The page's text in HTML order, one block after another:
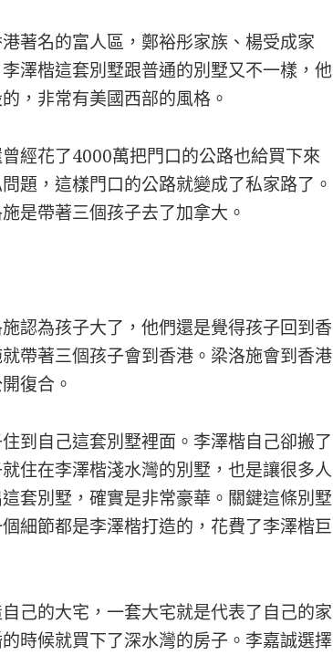
著名的富人區，鄭裕彤家族、楊受成家
澤楷這套別墅跟普通的別墅又不一樣，他
，非常有美國西部的風格。
經花了4000萬把門口的公路也給買下來
題，這樣門口的公路就變成了私家路了。
是帶著三個孩子去了加拿大。
認為孩子大了，他們還是覺得孩子回到香
帶著三個孩子會到香港。梁洛施會到香港
復合。
到自己這套別墅裡面。李澤楷自己卻搬了
住在李澤楷淺水灣的別墅，也是讓很多人
套別墅，確實是非常豪華。關鍵這條別墅
細節都是李澤楷打造的，花費了李澤楷巨
己的大宅，一套大宅就是代表了自己的家
時候就買下了深水灣的房子。李嘉誠選擇